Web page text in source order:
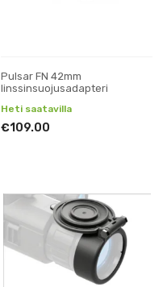
Pulsar FN 42mm
linssinsuojusadapteri
Heti saatavilla
€109.00